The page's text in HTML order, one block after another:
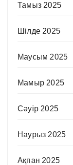
Тамыз 2025
Шілде 2025
Маусым 2025
Мамыр 2025
Сәуір 2025
Наурыз 2025
Ақпан 2025